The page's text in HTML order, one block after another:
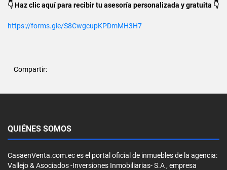
👇 Haz clic aquí para recibir tu asesoría personalizada y gratuita 👇
https://forms.gle/S8CwgcupKPDmMH3H7
Compartir:
QUIÉNES SOMOS
CasaenVenta.com.ec es el portal oficial de inmuebles de la agencia:
Vallejo & Asociados -Inversiones Inmobiliarias- S.A , empresa